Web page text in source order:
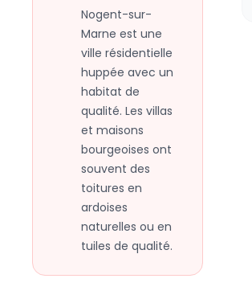
Nogent-sur-
Marne est une
ville résidentielle
huppée avec un
habitat de
qualité. Les villas
et maisons
bourgeoises ont
souvent des
toitures en
ardoises
naturelles ou en
tuiles de qualité.